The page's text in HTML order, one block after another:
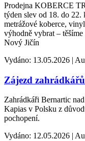
Prodejna KOBERCE
týden slev od 18. do 22.
metrážové koberce,
výhodně vybrat –
Nový Jičín
Vydáno: 13.05.2026 |
Zájezd
Zahrádkáři Bernartic
Kapias v Polsku z
pochopení.
Vydáno: 12.05.2026 |